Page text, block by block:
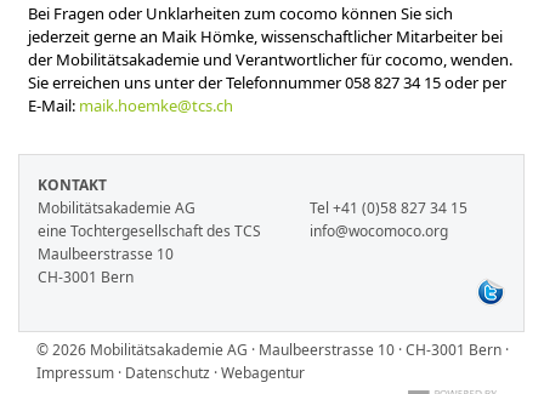
Bei Fragen oder Unklarheiten zum cocomo können Sie sich
jederzeit gerne an Maik Hömke, wissenschaftlicher Mitarbeiter bei
der Mobilitätsakademie und Verantwortlicher für cocomo, wenden.
Sie erreichen uns unter der Telefonnummer 058 827 34 15 oder per
E-Mail: maik.hoemke@tcs.ch
KONTAKT
Mobilitätsakademie AG
eine Tochtergesellschaft des TCS
Maulbeerstrasse 10
CH-3001 Bern
Tel +41 (0)58 827 34 15
info@wocomoco.org
© 2026 Mobilitätsakademie AG · Maulbeerstrasse 10 · CH-3001 Bern ·
Impressum · Datenschutz ·Webagentur